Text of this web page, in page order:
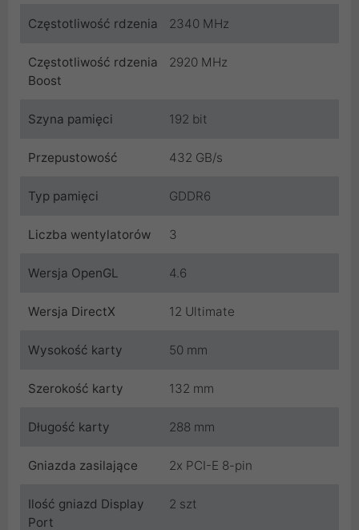
Częstotliwość rdzenia 2340 MHz
Częstotliwość rdzenia
Boost
2920 MHz
Szyna pamięci 192 bit
Przepustowość 432 GB/s
Typ pamięci GDDR6
Liczba wentylatorów 3
Wersja OpenGL 4.6
Wersja DirectX 12 Ultimate
Wysokość karty 50 mm
Szerokość karty 132 mm
Długość karty 288 mm
Gniazda zasilające 2x PCI-E 8-pin
Ilość gniazd Display
Port
2 szt